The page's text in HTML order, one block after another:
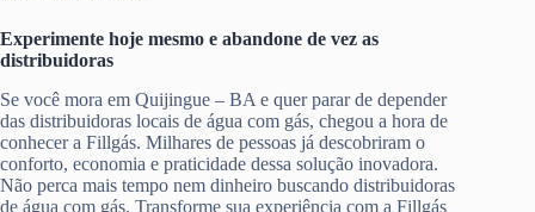
Experimente hoje mesmo e abandone de vez as
distribuidoras
Se você mora em Quijingue – BA e quer parar de depender
das distribuidoras locais de água com gás, chegou a hora de
conhecer a Fillgás. Milhares de pessoas já descobriram o
conforto, economia e praticidade dessa solução inovadora.
Não perca mais tempo nem dinheiro buscando distribuidoras
de água com gás. Transforme sua experiência com a Fillgás